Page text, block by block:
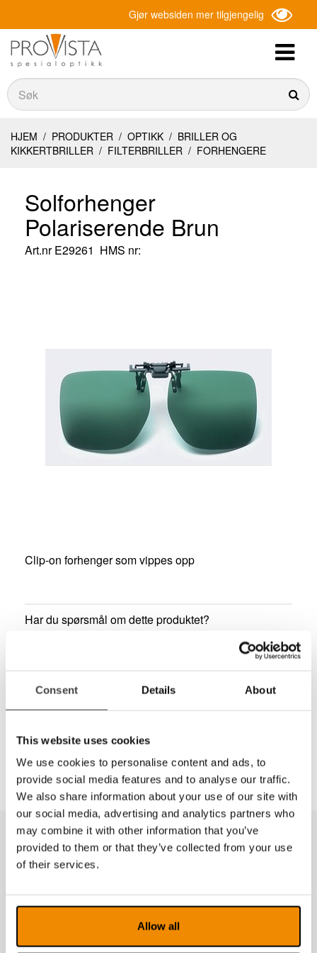
Consent Details About
This website uses cookies
We use cookies to personalise content and ads, to
provide social media features and to analyse our traffic.
We also share information about your use of our site with
our social media, advertising and analytics partners who
may combine it with other information that you’ve
provided to them or that they’ve collected from your use
of their services.
Allow all
Gjør websiden mer tilgjengelig
Søk
Søk
HJEM / PRODUKTER / OPTIKK / BRILLER OG
KIKKERTBRILLER / FILTERBRILLER / FORHENGERE
Solforhenger
Polariserende Brun
Art.nrE29261 HMS nr:
Clip-on forhenger som vippes opp
Har du spørsmål om dette produktet?
Produkter fra samme kategori